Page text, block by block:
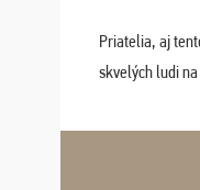
Priatelia, aj
skvelých ludi
sa na budúci